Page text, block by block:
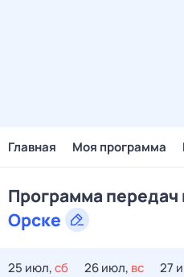
Главная Моя программа
Программа передач
Орске
25 июл,сб 26 июл, вс 27